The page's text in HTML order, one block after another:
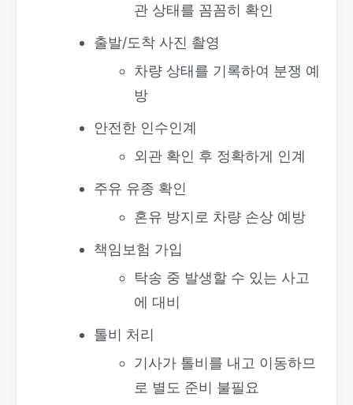
관 상태를 꼼꼼히 확인
출발/도착 사진 촬영
차량 상태를 기록하여 분쟁 예
방
안전한 인수인계
외관 확인 후 정확하게 인계
주유 유종 확인
혼유 방지로 차량 손상 예방
책임보험 가입
탁송 중 발생할 수 있는 사고
에 대비
톨비 처리
기사가 톨비를 내고 이동하므
로 별도 준비 불필요